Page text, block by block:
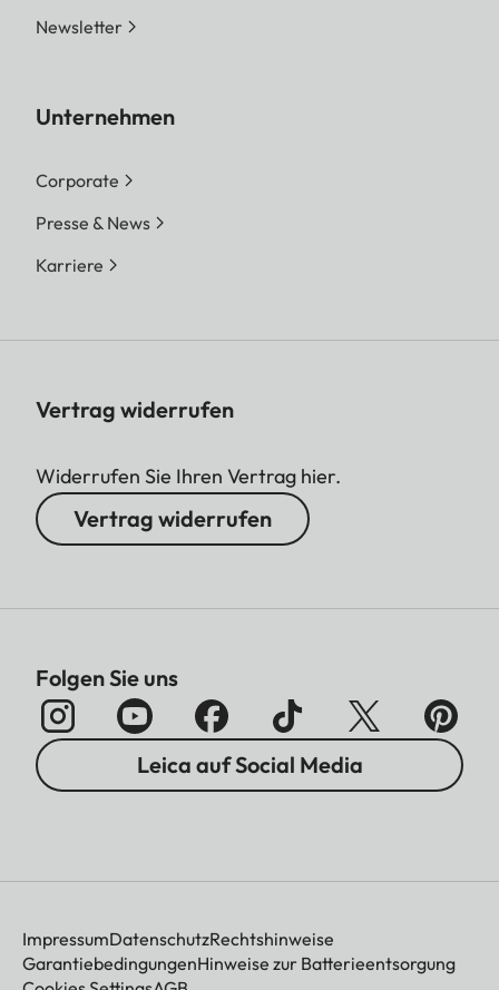
Newsletter
Unternehmen
Corporate
Presse & News
Karriere
Vertrag widerrufen
Widerrufen Sie Ihren Vertrag hier.
Vertrag widerrufen
Folgen Sie uns
Leica auf Social Media
ImpressumDatenschutzRechtshinweise
GarantiebedingungenHinweise zur Batterieentsorgung